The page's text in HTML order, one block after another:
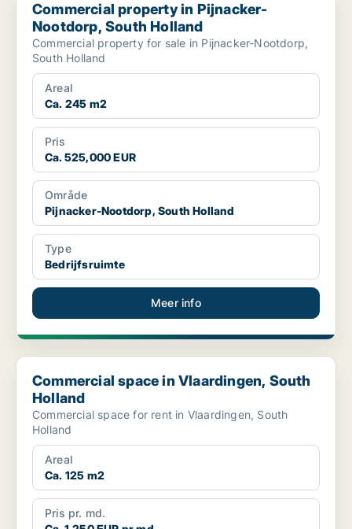
Commercial property in Pijnacker-
Nootdorp, South Holland
Commercial property for sale in Pijnacker-Nootdorp,
South Holland
Areal
Ca. 245 m2
Pris
Ca. 525,000 EUR
Område
Pijnacker-Nootdorp, South Holland
Type
Bedrijfsruimte
Meer info
Commercial space in Vlaardingen, South Holland
Commercial space in Vlaardingen, South
Holland
Commercial space for rent in Vlaardingen, South
Holland
Areal
Ca. 125 m2
Pris pr. md.